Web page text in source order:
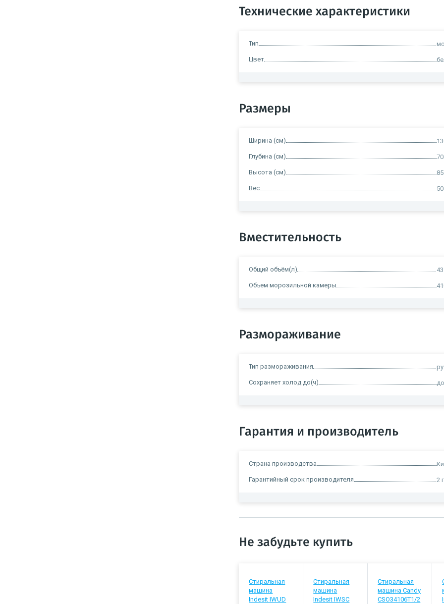
Технические характеристики
Тип
Цвет
Размеры
Ширина (см)
Глубина (см) 70
Высота (см) 85
Вес
Вместительность
Общий объём(л)
Объем морозильной камеры
Размораживание
Тип размораживания
Сохраняет холод до(ч)
Гарантия и производитель
Страна производства
Гарантийный срок производителя 2
Не забудьте купить
Стиральная
машина
Indesit IWUD
Стиральная
машина
Indesit IWSC
Стиральная
машина Candy
CSO34106T1/2